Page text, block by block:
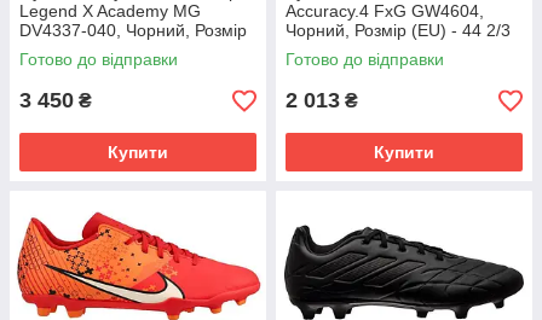
Legend X Academy MG
DV4337-040, Чорний, Розмір
(EU) - 43
Готово до відправки
3 450 ₴
Купити
Accuracy.4 FxG GW4604,
Чорний, Розмір (EU) - 44 2/3
Готово до відправки
2 013 ₴
Купити